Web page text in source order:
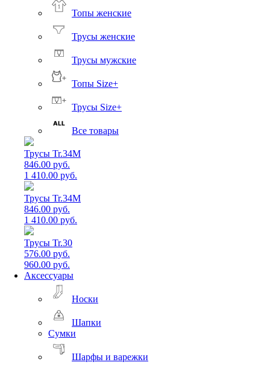
Топы женские
Трусы женские
Трусы мужские
Топы Size+
Трусы Size+
Все товары
Трусы Tr.34M
846.00 руб.
1 410.00 руб.
Трусы Tr.34M
846.00 руб.
1 410.00 руб.
Трусы Tr.30
576.00 руб.
960.00 руб.
Аксессуары
Носки
Шапки
Сумки
Шарфы и варежки